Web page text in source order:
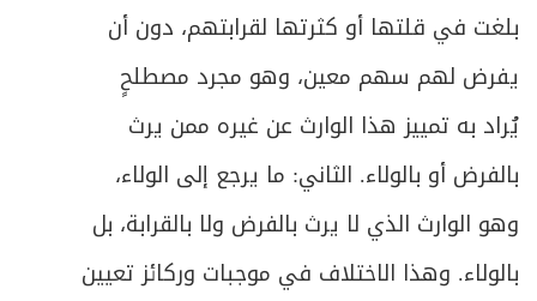
بلغت في قلتها أو كثرتها لقرابتهم، دون أن
يفرض لهم سهم معين، وهو مجرد مصطلحٍ
يُراد به تمييز هذا الوارث عن غيره ممن يرث
بالفرض أو بالولاء. الثاني: ما يرجع إلى الولاء،
وهو الوارث الذي لا يرث بالفرض ولا بالقرابة، بل
بالولاء. وهذا الاختلاف في موجبات وركائز تعيين